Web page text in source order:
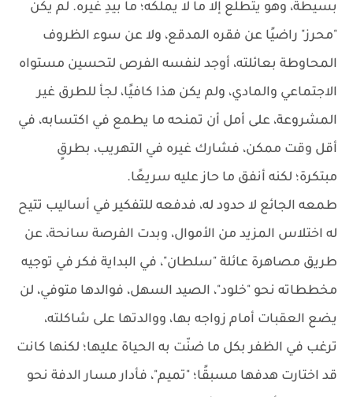
بسيطة، وهو يتطلع إلا ما لا يملكه؛ ما بيدِ غيره. لم يكن
"محرز" راضيًا عن فقره المدقع، ولا عن سوء الظروف
المحاوطة بعائلته، أوجد لنفسه الفرص لتحسين مستواه
الاجتماعي والمادي، ولم يكن هذا كافيًا، لجأ للطرق غير
المشروعة، على أمل أن تمنحه ما يطمع في اكتسابه، في
أقل وقت ممكن، فشارك غيره في التهريب، بطرقٍ
مبتكرة؛ لكنه أنفق ما حاز عليه سريعًا.
طمعه الجائع لا حدود له، فدفعه للتفكير في أساليب تتيح
له اختلاس المزيد من الأموال، وبدت الفرصة سانحة، عن
طريق مصاهرة عائلة "سلطان"، في البداية فكر في توجيه
مخططاته نحو "خلود"، الصيد السهل، فوالدها متوفي، لن
يضع العقبات أمام زواجه بها، ووالدتها على شاكلته،
ترغب في الظفر بكل ما ضنّت به الحياة عليها؛ لكنها كانت
قد اختارت هدفها مسبقًا؛ "تميم"، فأدار مسار الدفة نحو